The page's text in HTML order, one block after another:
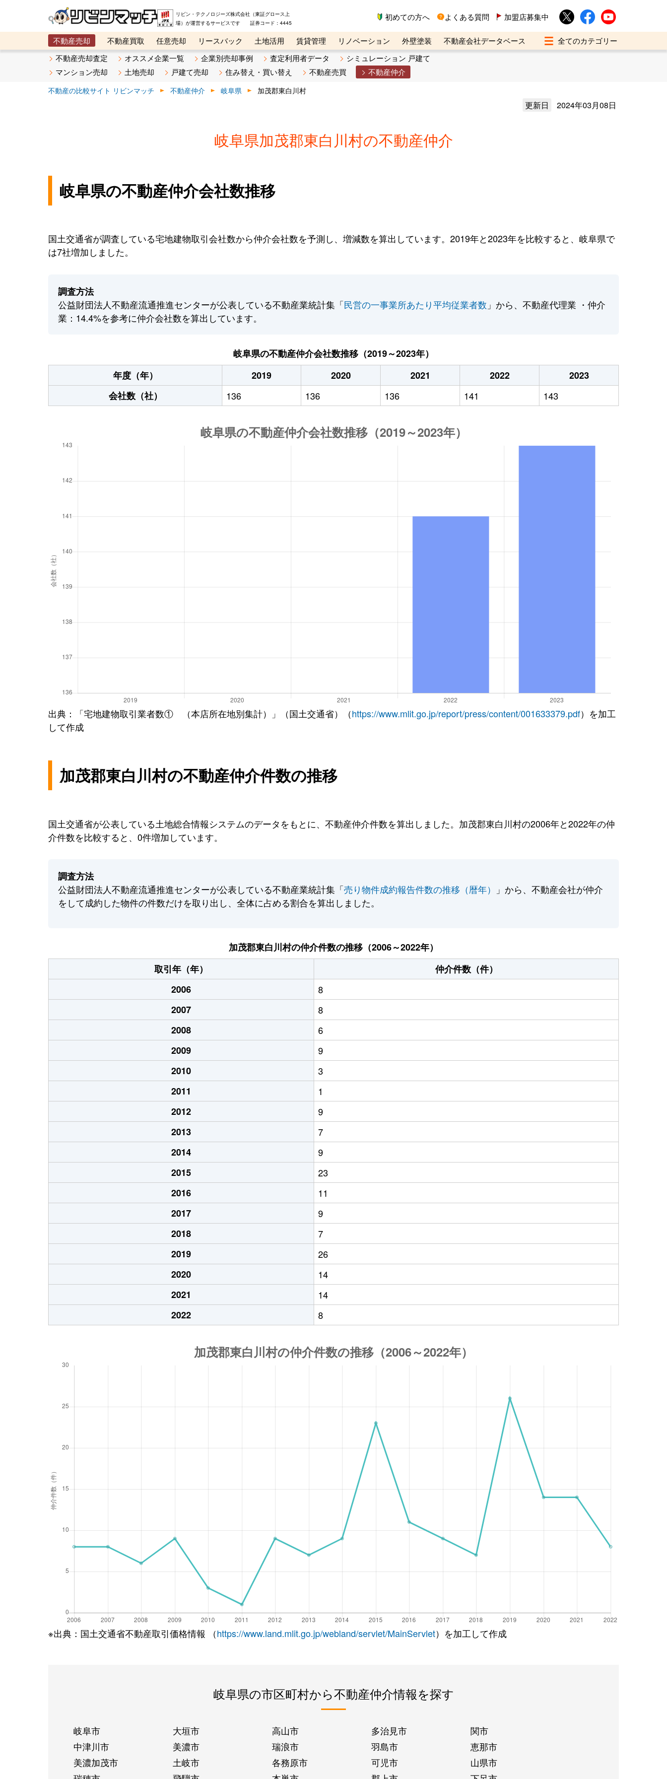
リビン・テクノロジーズ株式会社（東証グロース上
場）が運営するサービスです 証券コード：4445
初めての方へ よくある質問 加盟店募集中
不動産売却 不動産買取 任意売却 リースバック 土地活用 賃貸管理 リノベーション 外壁塗装
不動産会社データベース
メタ住宅展示場
ベスト不動産カンパニー オンライン講座 リビンマガジンBiz 不動産売却ご相談デスク
不動産売却査定 オススメ企業一覧 企業別売却事例 査定利用者データ
シミュレーション 戸建て
マンション売却
土地売却 戸建て売却 住み替え・買い替え 不動産売買 不動産仲介
不動産の比較サイト リビンマッチ 不動産仲介 岐阜県 加茂郡東白川村
更新日 2024年03月08日
岐阜県加茂郡東白川村の不動産仲介
岐阜県の不動産仲介会社数推移
国土交通省が調査している宅地建物取引会社数から仲介会社数を予測し、増減数を算出しています。2019年と2023年を比較すると、岐阜県で
は7社増加しました。
調査方法
公益財団法人不動産流通推進センターが公表している不動産業統計集「民営の一事業所あたり平均従業者数 」から、不動産代理業 ・仲介
業：14.4%を参考に仲介会社数を算出しています。
岐阜県の不動産仲介会社数推移（2019～2023年）
年度（年）
2019 2020 2021 2022
2023
会社数（社）
136 136 136 141 143
出典：「宅地建物取引業者数① （本店所在地別集計）」（国土交通省）（https://www.mlit.go.jp/report/press/content/001633379.pdf）を加工
して作成
加茂郡東白川村の不動産仲介件数の推移
国土交通省が公表している土地総合情報システムのデータをもとに、不動産仲介件数を算出しました。加茂郡東白川村の2006年と2022年の仲
介件数を比較すると、0件増加しています。
調査方法
公益財団法人不動産流通推進センターが公表している不動産業統計集「売り物件成約報告件数の推移（暦年）
」から、不動産会社が仲介
をして成約した物件の件数だけを取り出し、全体に占める割合を算出しました。
加茂郡東白川村の仲介件数の推移（2006～2022年）
取引年（年）
仲介件数（件）
2006
8
2007
8
2008
6
2009
9
2010
3
2011
1
2012
9
2013
7
2014
9
2015
23
2016
11
2017
9
2018
7
2019
26
2020
14
2021
14
2022
8
※出典：国土交通省不動産取引価格情報 （https://www.land.mlit.go.jp/webland/servlet/MainServlet）を加工して作成
岐阜県の市区町村から不動産仲介情報を探す
岐阜市 大垣市 高山市 多治見市
関市
中津川市
美濃市 瑞浪市 羽島市
恵那市
美濃加茂市
土岐市 各務原市 可児市
山県市